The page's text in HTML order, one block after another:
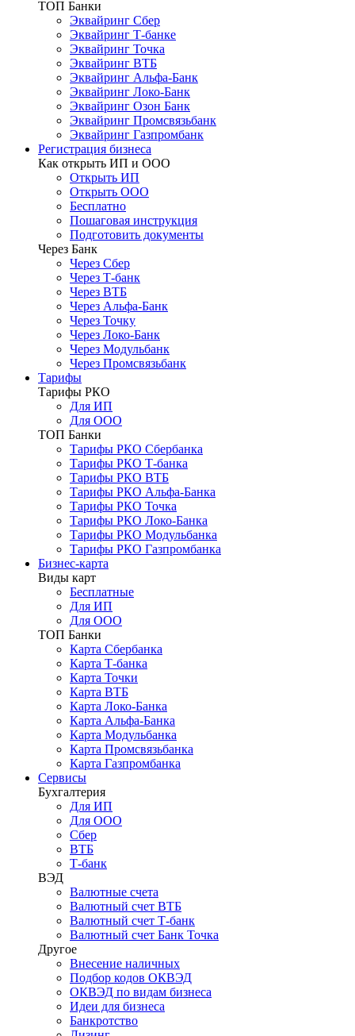
ТОП Банки
Эквайринг Сбер
Эквайринг Т-банке
Эквайринг Точка
Эквайринг ВТБ
Эквайринг Альфа-Банк
Эквайринг Локо-Банк
Эквайринг Озон Банк
Эквайринг Промсвязьбанк
Эквайринг Газпромбанк
Регистрация бизнеса
Как открыть ИП и ООО
Открыть ИП
Открыть ООО
Бесплатно
Пошаговая инструкция
Подготовить документы
Через Банк
Через Сбер
Через Т-банк
Через ВТБ
Через Альфа-Банк
Через Точку
Через Локо-Банк
Через Модульбанк
Через Промсвязьбанк
Тарифы
Тарифы РКО
Для ИП
Для ООО
ТОП Банки
Тарифы РКО Сбербанка
Тарифы РКО Т-банка
Тарифы РКО ВТБ
Тарифы РКО Альфа-Банка
Тарифы РКО Точка
Тарифы РКО Локо-Банка
Тарифы РКО Модульбанка
Тарифы РКО Газпромбанка
Бизнес-карта
Виды карт
Бесплатные
Для ИП
Для ООО
ТОП Банки
Карта Сбербанка
Карта Т-банка
Карта Точки
Карта ВТБ
Карта Локо-Банка
Карта Альфа-Банка
Карта Модульбанка
Карта Промсвязьбанка
Карта Газпромбанка
Сервисы
Бухгалтерия
Для ИП
Для ООО
Сбер
ВТБ
Т-банк
ВЭД
Валютные счета
Валютный счет ВТБ
Валютный счет Т-банк
Валютный счет Банк Точка
Другое
Внесение наличных
Подбор кодов ОКВЭД
ОКВЭД по видам бизнеса
Идеи для бизнеса
Банкротство